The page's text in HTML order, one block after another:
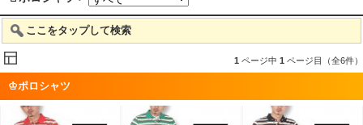
ここをタップして検索
1 ページ中 1 ページ目（全6件）
♔ポロシャツ